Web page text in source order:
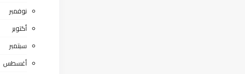
نوفمبر
أكتوبر
سبتمبر
أغسطس